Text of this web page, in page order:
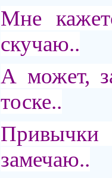
Мне
скучаю..
А может,
тоске..
замечаю..